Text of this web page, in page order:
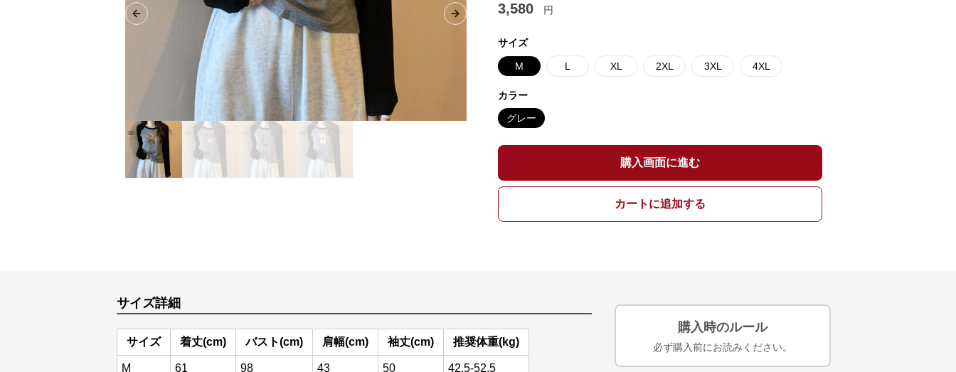
Previous slide Next slide
3,580 円
サイズ
M L XL 2XL 3XL 4XL
カラー
グレー
購入画面に進む
カートに追加する
サイズ詳細
サイズ 着丈(cm) バスト(cm) 肩幅(cm) 袖丈(cm) 推奨体重(kg)
M 61 98 43 50 42.5-52.5
購入時のルール
必ず購入前にお読みください。